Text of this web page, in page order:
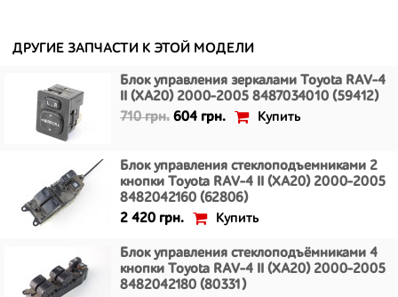
долго прослужат вам.
ДРУГИЕ ЗАПЧАСТИ К ЭТОЙ МОДЕЛИ
Блок управления зеркалами Toyota RAV-4
II (XA20) 2000-2005 8487034010 (59412)
710 грн. 604 грн. Купить
Блок управления стеклоподъемниками 2
кнопки Toyota RAV-4 II (XA20) 2000-2005
8482042160 (62806)
2 420 грн.
Купить
Блок управления стеклоподъёмниками 4
кнопки Toyota RAV-4 II (XA20) 2000-2005
8482042180 (80331)